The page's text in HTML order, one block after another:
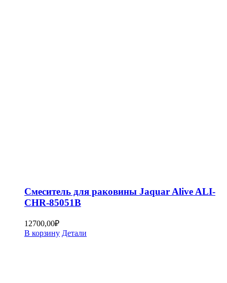
Смеситель для раковины Jaquar Alive ALI-
CHR-85051B
12700,00₽
В корзину Детали